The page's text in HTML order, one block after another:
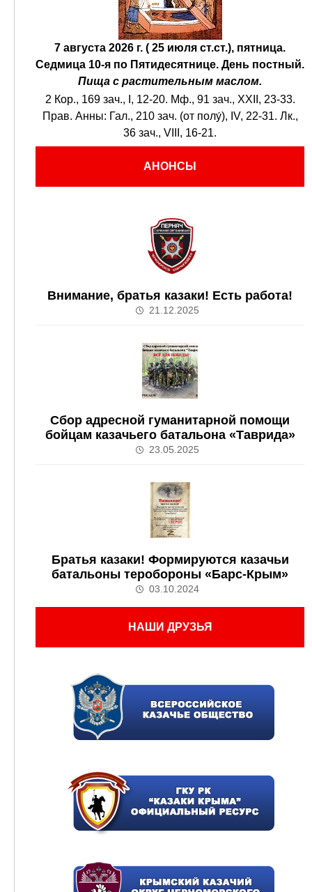
7 августа 2026 г. ( 25 июля ст.ст.), пятница.
Седмица 10-я по Пятидесятнице. День постный.
Пища с растительным маслом.
2 Кор., 169 зач., I, 12-20. Мф., 91 зач., XXII, 23-33.
Прав. Анны: Гал., 210 зач. (от полу́), IV, 22-31. Лк.,
36 зач., VIII, 16-21.
АНОНСЫ
Внимание, братья казаки! Есть работа!
21.12.2025
Сбор адресной гуманитарной помощи
бойцам казачьего батальона «Таврида»
23.05.2025
Братья казаки! Формируются казачьи
батальоны теробороны «Барс-Крым»
03.10.2024
НАШИ ДРУЗЬЯ